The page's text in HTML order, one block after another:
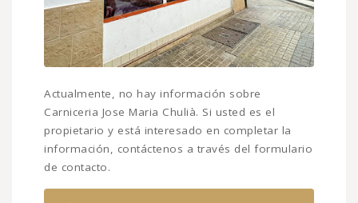
Actualmente, no hay información sobre
Carniceria Jose Maria Chulià. Si usted es el
propietario y está interesado en completar la
información, contáctenos a través del formulario
de contacto.